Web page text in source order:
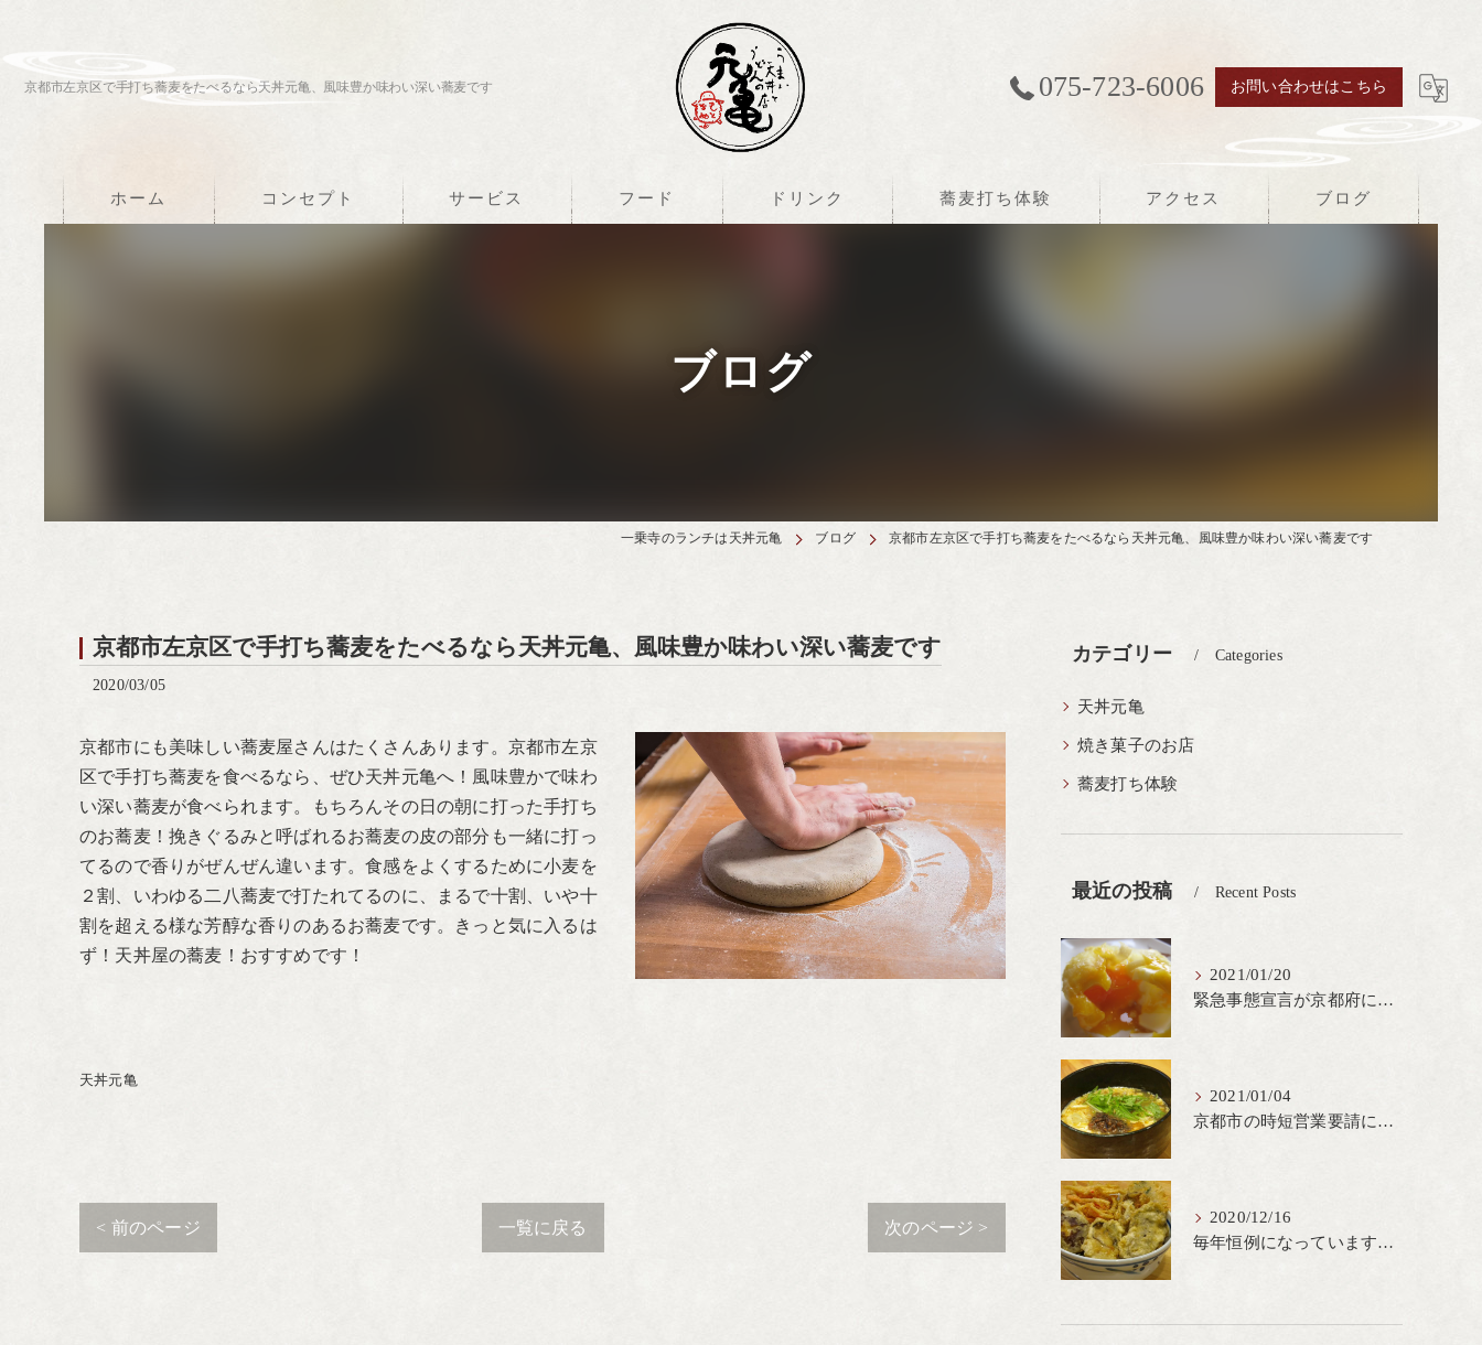
京都市左京区で手打ち蕎麦をたべるなら天丼元亀、風味豊か味わい深い蕎麦です 075-723-6006 お問い合わせはこちら
ホーム コンセプト サービス フード ドリンク 蕎麦打ち体験 アクセス ブログ
ブログ
一乗寺のランチは天丼元亀 ブログ 京都市左京区で手打ち蕎麦をたべるなら天丼元亀、風味豊か味わい深い蕎麦です
京都市左京区で手打ち蕎麦をたべるなら天丼元亀、風味豊か味わい深い蕎麦です
2020/03/05
京都市にも美味しい蕎麦屋さんはたくさんあります。京都市左京
区で手打ち蕎麦を食べるなら、ぜひ天丼元亀へ！風味豊かで味わ
い深い蕎麦が食べられます。もちろんその日の朝に打った手打ち
のお蕎麦！挽きぐるみと呼ばれるお蕎麦の皮の部分も一緒に打っ
てるので香りがぜんぜん違います。食感をよくするために小麦を
２割、いわゆる二八蕎麦で打たれてるのに、まるで十割、いや十
割を超える様な芳醇な香りのあるお蕎麦です。きっと気に入るは
ず！天丼屋の蕎麦！おすすめです！
天丼元亀
< 前のページ 一覧に戻る 次のページ >
カテゴリー Categories
天丼元亀
焼き菓子のお店
蕎麦打ち体験
最近の投稿 Recent Posts
2021/01/20
緊急事態宣言が京都府にも発出され当店も要請に従って20時完全閉店という形で営業なるべく短期間での要請解除へ一致団結です
2021/01/04
京都市の時短営業要請に従ってしばらくの間20時までの営業とさせていただいております。寒い時期には温かいお蕎麦がおすすめ
2020/12/16
毎年恒例になっています冬の名物、牡蠣天丼が販売開始です、広島県産の大粒牡蠣を使用し天ぷらならではのカリと衣クリーミーな味わいをどうぞ